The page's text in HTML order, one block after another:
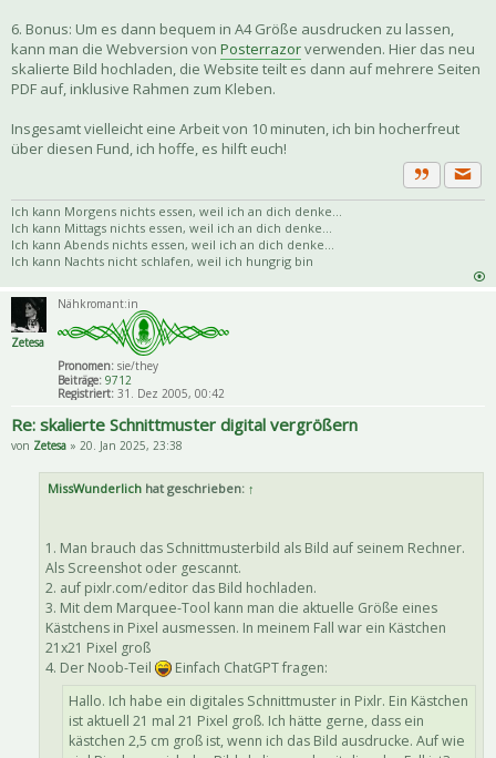
6. Bonus: Um es dann bequem in A4 Größe ausdrucken zu lassen,
kann man die Webversion von Posterrazorverwenden. Hier das neu
skalierte Bild hochladen, die Website teilt es dann auf mehrere Seiten
PDF auf, inklusive Rahmen zum Kleben.
Insgesamt vielleicht eine Arbeit von 10 minuten, ich bin hocherfreut
über diesen Fund, ich hoffe, es hilft euch!
Zitat
Ich kann Morgens nichts essen, weil ich an dich denke...
Ich kann Mittags nichts essen, weil ich an dich denke...
Ich kann Abends nichts essen, weil ich an dich denke...
Ich kann Nachts nicht schlafen, weil ich hungrig bin
Zetesa
Nähkromant:in
Pronomen: sie/they
Beiträge: 9712
Registriert: 31. Dez 2005, 00:42
Re: skalierte Schnittmuster digital vergrößern
von Zetesa » 20. Jan 2025, 23:38
MissWunderlich hat geschrieben: ↑
1. Man brauch das Schnittmusterbild als Bild auf seinem Rechner.
Als Screenshot oder gescannt.
2. auf pixlr.com/editor das Bild hochladen.
3. Mit dem Marquee-Tool kann man die aktuelle Größe eines
Kästchens in Pixel ausmessen. In meinem Fall war ein Kästchen
21x21 Pixel groß
4. Der Noob-Teil
Einfach ChatGPT fragen:
Hallo. Ich habe ein digitales Schnittmuster in Pixlr. Ein Kästchen
ist aktuell 21 mal 21 Pixel groß. Ich hätte gerne, dass ein
kästchen 2,5 cm groß ist, wenn ich das Bild ausdrucke. Auf wie